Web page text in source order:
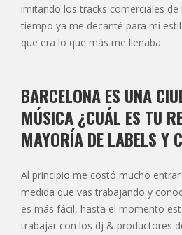
imitando los tracks comerciales de
tiempo ya me decanté para mi
que era lo que más me llenaba.
BARCELONA ES UNA
MÚSICA ¿CUÁL ES TU
MAYORÍA DE LABELS Y
Al principio me costó mucho
medida que vas trabajando y
es más fácil, hasta el momento
trabajar con los dj & productores